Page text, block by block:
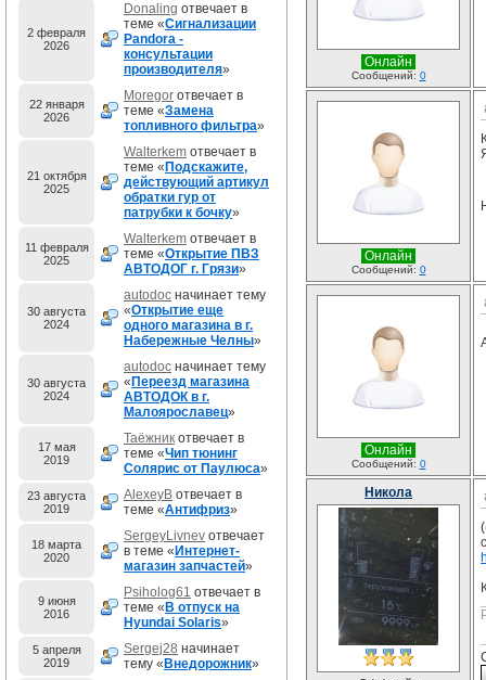
2 февраля
2026
Donaling отвечает в
теме «Сигнализации
Pandora -
консультации
производителя»
22 января
2026
Moregor отвечает в
теме «Замена
топливного фильтра»
21 октября
2025
Walterkem отвечает в
теме « Подскажите,
действующий артикул
обратки гур от
патрубки к бочку»
11 февраля
2025
Walterkem отвечает в
теме «Открытие ПВЗ
АВТОДОГ г. Грязи»
30 августа
2024
autodoc начинает тему
«Открытие еще
одного магазина в г.
Набережные Челны»
30 августа
2024
autodoc начинает тему
« Переезд магазина
АВТОДОК в г.
Малоярославец»
17 мая
2019
Таёжник отвечает в
теме «Чип тюнинг
Солярис от Паулюса»
23 августа
2019
AlexeyB отвечает в
теме «Антифриз»
18 марта
2020
SergeyLivnev отвечает
в теме « Интернет-
магазин запчастей»
9 июня
2016
Psiholog61 отвечает в
теме « В отпуск на
Hyundai Solaris»
5 апреля
2019
Sergej28 начинает
тему « Внедорожник»
Онлайн
Сообщений: 0
Онлайн
Сообщений: 0
Онлайн
Сообщений: 0
Никола